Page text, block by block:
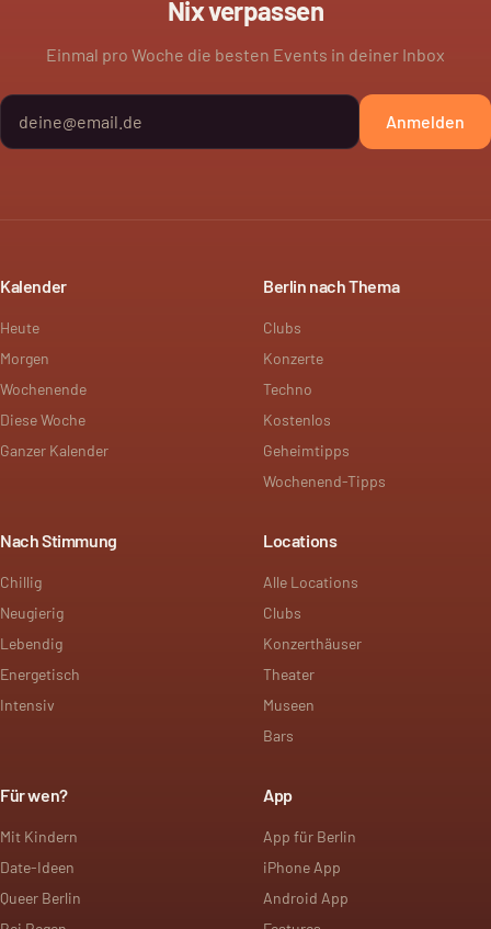
Nix verpassen
Einmal pro Woche die besten Events in deiner Inbox
Anmelden
Kalender
Heute
Morgen
Wochenende
Diese Woche
Ganzer Kalender
Berlin nach Thema
Clubs
Konzerte
Techno
Kostenlos
Geheimtipps
Wochenend-Tipps
Nach Stimmung
Chillig
Neugierig
Lebendig
Energetisch
Intensiv
Locations
Alle Locations
Clubs
Konzerthäuser
Theater
Museen
Bars
Für wen?
Mit Kindern
Date-Ideen
Queer Berlin
App
App für Berlin
iPhone App
Android App